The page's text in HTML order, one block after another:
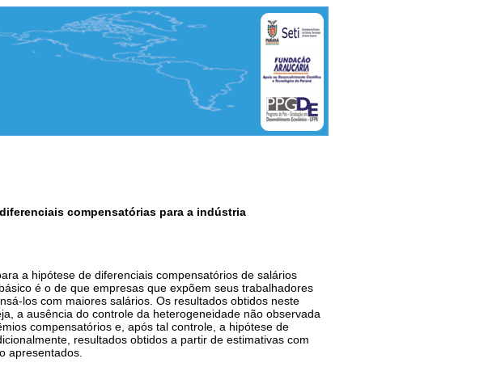
compensatórias para a indústria
a hipótese de diferenciais compensatórios de salários
é o de que empresas que expõem seus trabalhadores
los com maiores salários. Os resultados obtidos neste
a ausência do controle da heterogeneidade não observada
compensatórios e, após tal controle, a hipótese de
resultados obtidos a partir de estimativas com
apresentados.